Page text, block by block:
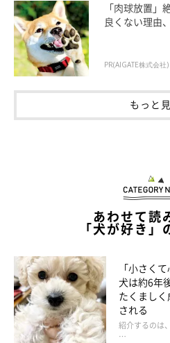
スキンシップを大切に3
くつろいでいる姿がとってもキュートな3
＠Chichiri07120
「肉球放置」
良くない理由
PR(AIGATE株式会社)
もっと
あわせて読
「犬が好き」
「小さく
犬は約6年
たくまし
される
紹介するのは
…